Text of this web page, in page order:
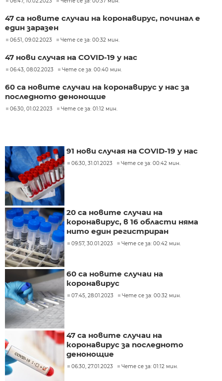
47 са новите случаи на коронавирус, починал е
един заразен
06:51, 09.02.2023 Чете се за: 00:32 мин.
47 нови случая на COVID-19 у нас
06:43, 08.02.2023 Чете се за: 00:40 мин.
60 са новите случаи на коронавирус у нас за
последното денонощие
06:30, 01.02.2023 Чете се за: 01:12 мин.
91 нови случая на COVID-19 у нас
06:30, 31.01.2023 Чете се за: 00:42 мин.
20 са новите случаи на
коронавирус, в 16 области няма
нито един регистриран
09:57, 30.01.2023 Чете се за: 00:42 мин.
60 са новите случаи на
коронавирус
07:45, 28.01.2023 Чете се за: 00:32 мин.
47 са новите случаи на
коронавирус за последното
денонощие
06:30, 27.01.2023 Чете се за: 01:12 мин.